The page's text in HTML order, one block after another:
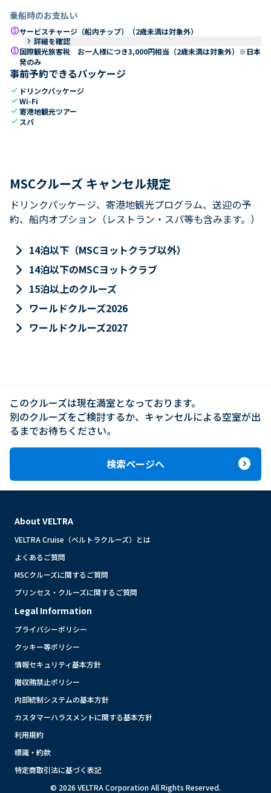
乗船時のお支払い
paidサービスチャージ（船内チップ）（2歳未満は対象外）
keyboard_arrow_right 詳細を確認
paid国際観光旅客税 お一人様につき3,000円相当（2歳未満は対象外）※日本
発のみ
事前予約できるパッケージ
check ドリンクパッケージ
checkWi-Fi
check寄港地観光ツアー
check スパ
MSCクルーズ キャンセル規定
ドリンクパッケージ、寄港地観光プログラム、送迎の予
約、船内オプション（レストラン・スパ等も含みます。）
keyboard_arrow_right 14泊以下（MSCヨットクラブ以外）
keyboard_arrow_right 14泊以下のMSCヨットクラブ
keyboard_arrow_right 15泊以上のクルーズ
keyboard_arrow_right ワールドクルーズ2026
keyboard_arrow_right ワールドクルーズ2027
このクルーズは現在満室となっております。
別のクルーズをご検討するか、キャンセルによる空室が出
るまでお待ちください。
検索ページへ expand_circle_right
About VELTRA
VELTRA Cruise（ベルトラクルーズ）とは
よくあるご質問
MSCクルーズに関するご質問
プリンセス・クルーズに関するご質問
Legal Information
プライバシーポリシー
クッキー等ポリシー
情報セキュリティ基本方針
贈収賄禁止ポリシー
内部統制システムの基本方針
カスタマーハラスメントに関する基本方針
利用規約
標識・約款
特定商取引法に基づく表記
© 2026 VELTRA Corporation All Rights Reserved.